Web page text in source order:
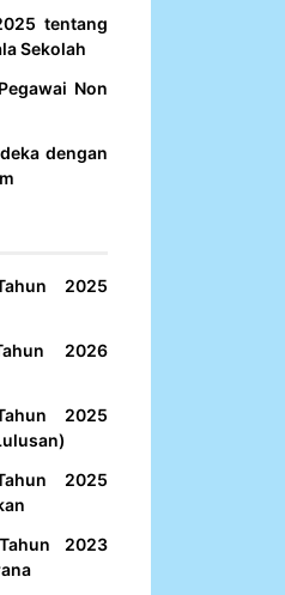
tentang
Sekolah
Non
dengan
2025
2026
2025
2025
2023